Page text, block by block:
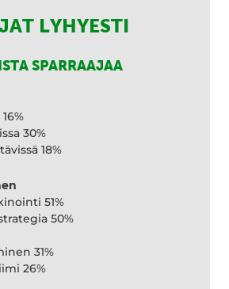
LYHYESTI
SPARRAAJAA
30%
18%
51%
50%
31%
26%